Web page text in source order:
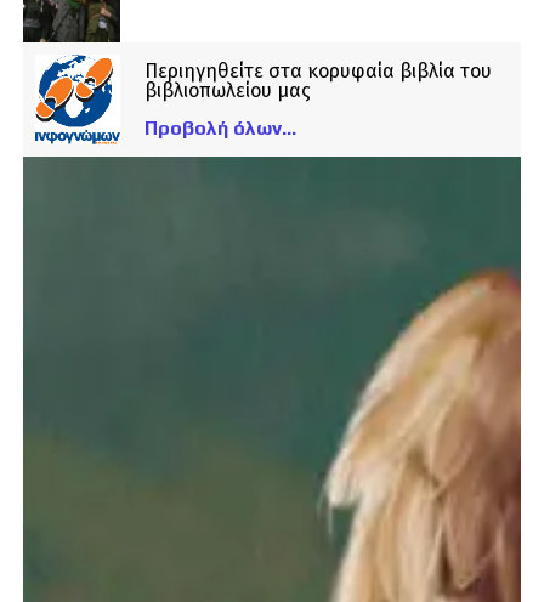
Περιηγηθείτε στα κορυφαία βιβλία του
βιβλιοπωλείου μας
Προβολή όλων